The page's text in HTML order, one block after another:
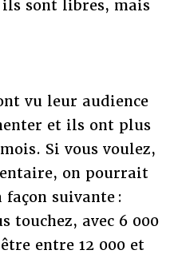
ils sont libres, mais
vu leur audience
et ils ont plus
Si vous voulez,
on pourrait
suivante :
touchez, avec 6 000
entre 12 000 et